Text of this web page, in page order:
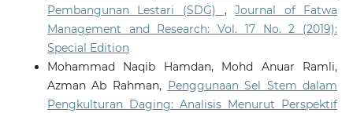
Pembangunan Lestari (SDG) ,Journal of Fatwa
Management and Research: Vol. 17 No. 2 (2019):
Special Edition
Mohammad Naqib Hamdan, Mohd Anuar Ramli,
Azman Ab Rahman, Penggunaan Sel Stem dalam
Pengkulturan Daging: Analisis Menurut Perspektif